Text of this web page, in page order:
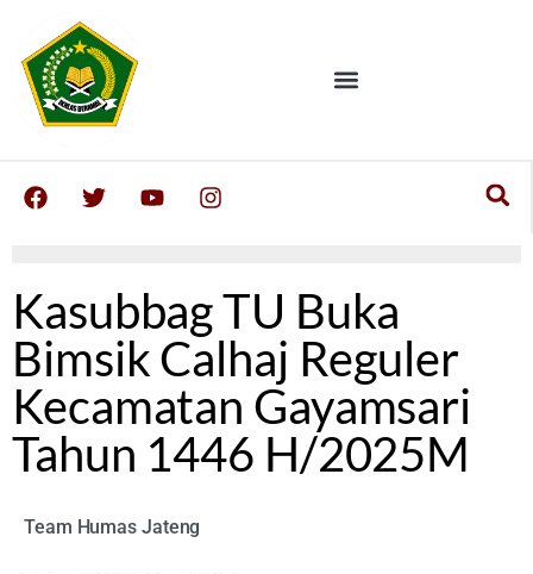
Kasubbag TU Buka
Bimsik Calhaj Reguler
Kecamatan Gayamsari
Tahun 1446 H/2025M
Team Humas Jateng